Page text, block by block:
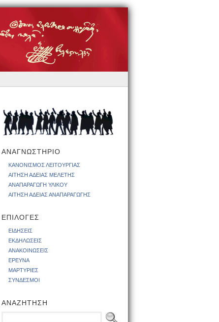
ΑΝΑΓΝΩΣΤΗΡΙΟ
ΚΑΝΟΝΙΣΜΟΣ ΛΕΙΤΟΥΡΓΙΑΣ
ΑΙΤΗΣΗ ΑΔΕΙΑΣ ΜΕΛΕΤΗΣ
ΑΝΑΠΑΡΑΓΩΓΗ ΥΛΙΚΟΥ
ΑΙΤΗΣΗ ΑΔΕΙΑΣ ΑΝΑΠΑΡΑΓΩΓΗΣ
ΕΠΙΛΟΓΕΣ
ΕΙΔΗΣΕΙΣ
ΕΚΔΗΛΩΣΕΙΣ
ΑΝΑΚΟΙΝΩΣΕΙΣ
ΕΡΕΥΝΑ
ΜΑΡΤΥΡΙΕΣ
ΣΥΝΔΕΣΜΟΙ
ΑΝΑΖΗΤΗΣΗ